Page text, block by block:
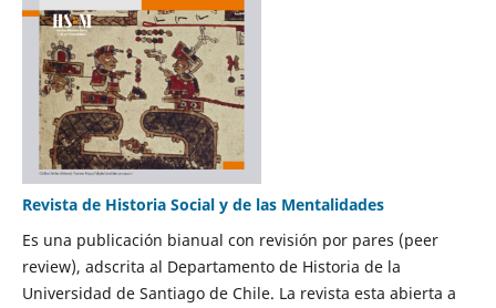
Revista de Historia Social y de las Mentalidades
Es una publicación bianual con revisión por pares (peer
review), adscrita al Departamento de Historia de la
Universidad de Santiago de Chile. La revista esta abierta a